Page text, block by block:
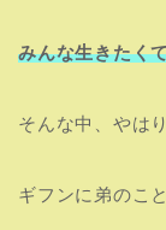
みんな生きたく
そんな中、やは
ギフンに弟のこ